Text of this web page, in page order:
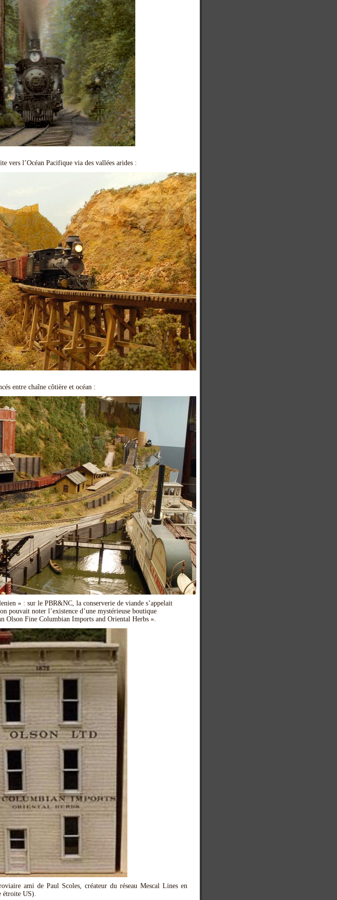
vers l’Océan Pacifique via des vallées arides :
entre chaîne côtière et océan :
» : sur le PBR&NC, la conserverie de viande s’appelait
pouvait noter l’existence d’une mystérieuse boutique
Olson Fine Columbian Imports and Oriental Herbs ».
ami de Paul Scoles, créateur du réseau Mescal Lines en
étroite US).